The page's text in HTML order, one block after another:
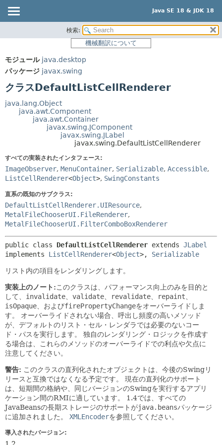
Java SE 18 & JDK 18
パッケージ
使用
ツリー
プレビュー
非推奨
索引
サマリー:
ネスト済
メソッド
フィールド
コンストラクタ
検索:
機械翻訳について
モジュール java.desktop
パッケージ javax.swing
クラスDefaultListCellRenderer
java.lang.Object
java.awt.Component
java.awt.Container
javax.swing.JComponent
javax.swing.JLabel
javax.swing.DefaultListCellRenderer
すべての実装されたインタフェース:
ImageObserver, MenuContainer, Serializable, Accessible,
ListCellRenderer<Object>, SwingConstants
直系の既知のサブクラス:
DefaultListCellRenderer.UIResource,
MetalFileChooserUI.FileRenderer,
MetalFileChooserUI.FilterComboBoxRenderer
public class DefaultListCellRenderer extends JLabel
implements ListCellRenderer<Object>, Serializable
リスト内の項目をレンダリングします。
実装上のノート:このクラスは、パフォーマンス向上のみを目的と
して、 invalidate validate revalidate repaint
isOpaque 、およびfirePropertyChangeをオーバーライドしま
す。
オーバーライドされない場合、呼出し頻度の高いメソッド
が、デフォルトのリスト・セル・レンダラでは必要のないコー
ド・パスを実行します。
独自のレンダリング・ロジックを作成す
る場合は、これらのメソッドのオーバーライドでの利点や欠点に
注意してください。
警告: このクラスの直列化されたオブジェクトは、今後のSwingリ
リースと互換ではなくなる予定です。
現在の直列化のサポート
は、短期間の格納や、同じバージョンのSwingを実行するアプリ
ケーション間のRMIに適しています。
1.4では、すべての
JavaBeansの長期ストレージのサポートがjava.beansパッケージ
に追加されました。
XMLEncoderを参照してください。
導入されたバージョン:
1.2